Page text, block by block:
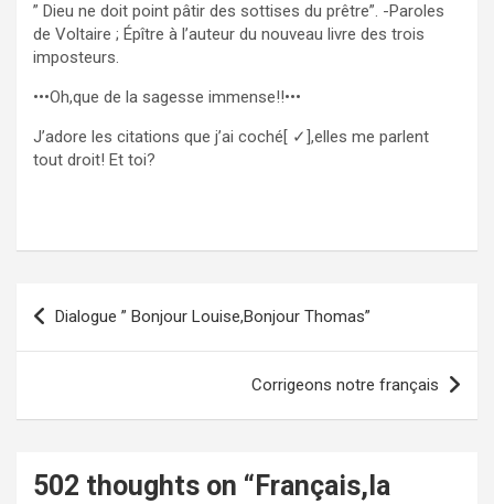
” Dieu ne doit point pâtir des sottises du prêtre”. -Paroles
de Voltaire ; Épître à l’auteur du nouveau livre des trois
imposteurs.
•••Oh,que de la sagesse immense!!•••
J’adore les citations que j’ai coché[ ✓],elles me parlent
tout droit! Et toi?
Post
navigation
Dialogue ” Bonjour Louise,Bonjour Thomas”
Corrigeons notre français
502 thoughts on “ Français,la